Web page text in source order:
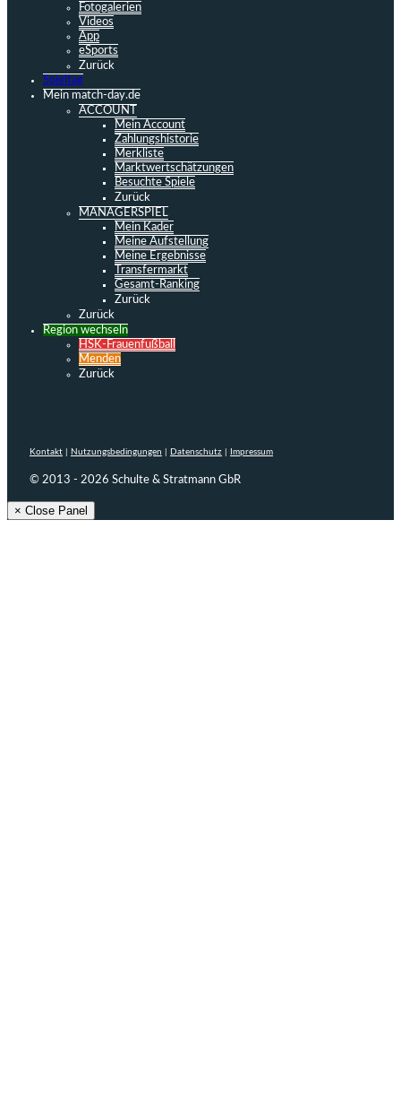
Fotogalerien
Videos
App
eSports
Zurück
Spieltag
Mein match-day.de
ACCOUNT
Mein Account
Zahlungshistorie
Merkliste
Marktwertschätzungen
Besuchte Spiele
Zurück
MANAGERSPIEL
Mein Kader
Meine Aufstellung
Meine Ergebnisse
Transfermarkt
Gesamt-Ranking
Zurück
Zurück
Region wechseln
HSK-Frauenfußball
Menden
Zurück
Kontakt Nutzungsbedingungen Datenschutz Impressum
© 2013 - 2026 Schulte & Stratmann GbR
× Close Panel